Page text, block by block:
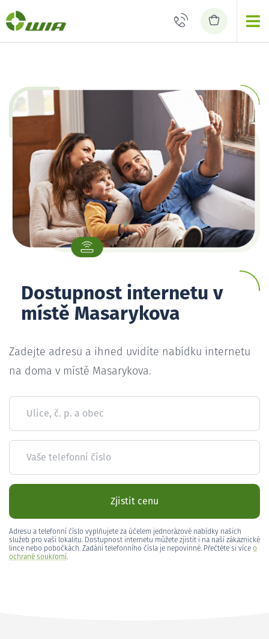
Dostupnost internetu v
místě Masarykova
Zadejte adresu a ihned uvidíte nabídku internetu
na doma v místě Masarykova.
Ulice, č. p. a obec
Vaše telefonní číslo
Zjistit cenu
Adresu a telefonní číslo vyplňujete za účelem jednorázové nabídky našich
služeb pro vaši lokalitu. Dostupnost internetu můžete zjistit i na naší zákaznické
lince nebo pobočkách. Zadání telefonního čísla je nepovinné. Přečtěte si více o
ochraně soukromí.